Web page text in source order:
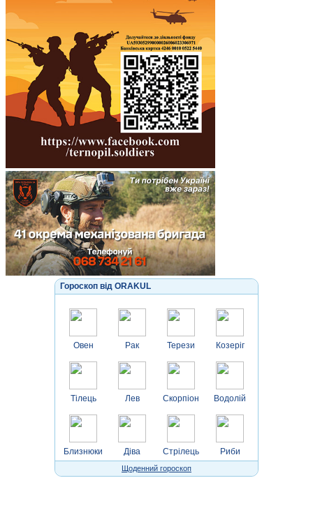
Гороскоп від ORAKUL
Овен
Тілець
Близнюки
Рак
Лев
Діва
Терези
Скорпіон
Стрілець
Козеріг
Водолій
Риби
Щоденний гороскоп